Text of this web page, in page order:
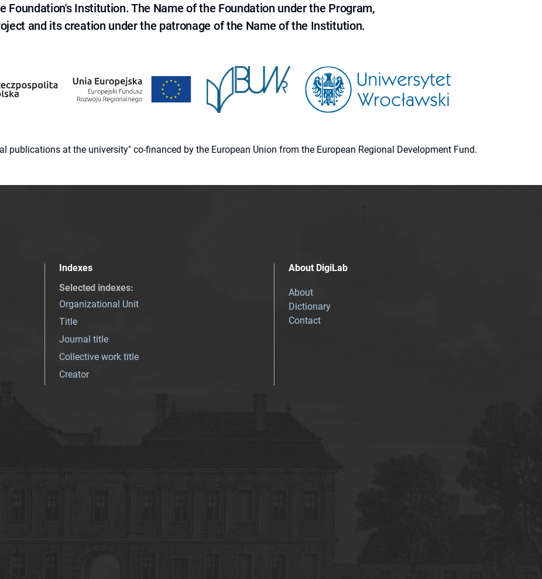
Foundation's Institution. The Name of the Foundation under the Program,
and its creation under the patronage of the Name of the Institution.
publications at the university" co-financed by the European Union from the European Regional Development Fund.
Indexes
Selected indexes:
Organizational Unit
Title
Journal title
Collective work title
Creator
About DigiLab
About
Dictionary
Contact